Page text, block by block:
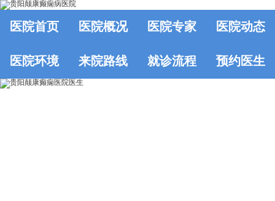
医院首页 医院概况 医院专家 医院动态
医院环境 来院路线 就诊流程 预约医生